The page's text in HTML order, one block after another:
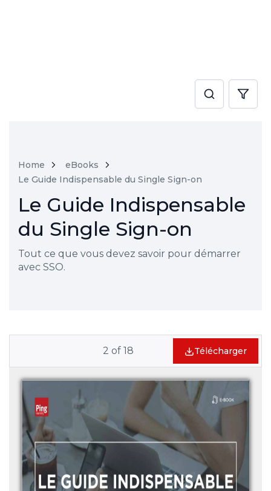
Home
eBooks
Le Guide Indispensable du Single Sign-on
Le Guide Indispensable
du Single Sign-on
Tout ce que vous devez savoir pour démarrer
avec SSO.
2 of 18 Télécharger